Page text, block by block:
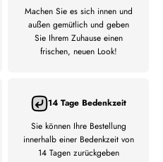
Machen Sie es sich innen und
außen gemütlich und geben
Sie Ihrem Zuhause einen
frischen, neuen Look!
14 Tage Bedenkzeit
Sie können Ihre Bestellung
innerhalb einer Bedenkzeit von
14 Tagen zurückgeben